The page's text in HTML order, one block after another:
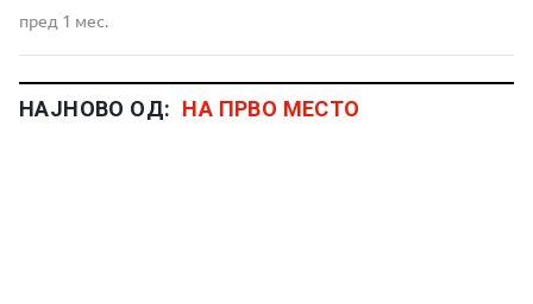
пред 1 мес.
НАЈНОВО ОД: НА ПРВО МЕСТО